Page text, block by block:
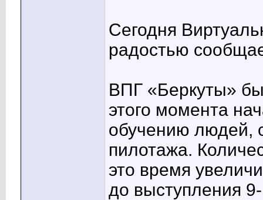
Сегодня
радостью
ВПГ «Беркуты»
этого момента
обучению людей,
пилотажа.
это время
до выступления